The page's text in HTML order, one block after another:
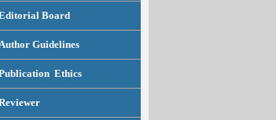
Board
Guidelines
Ethics